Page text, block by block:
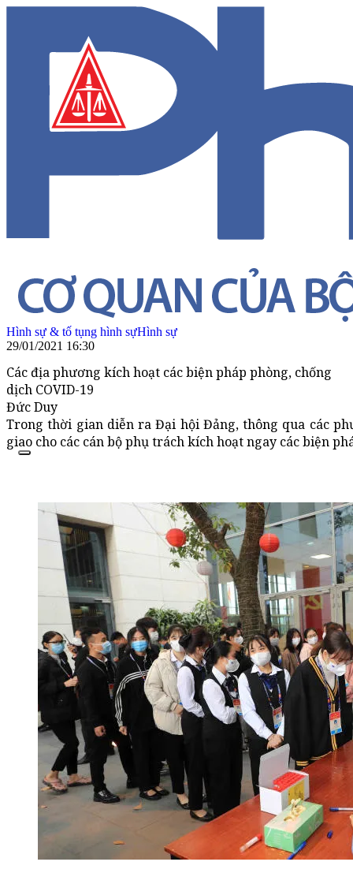
Hình sự & tố tụng hình sựHình sự
29/01/2021 16:30
Các địa phương kích hoạt các biện pháp phòng, chống
dịch COVID-19
Đức Duy
Trong thời gian diễn ra Đại hội Đảng, thông qua các
giao cho các cán bộ phụ trách kích hoạt ngay các biện